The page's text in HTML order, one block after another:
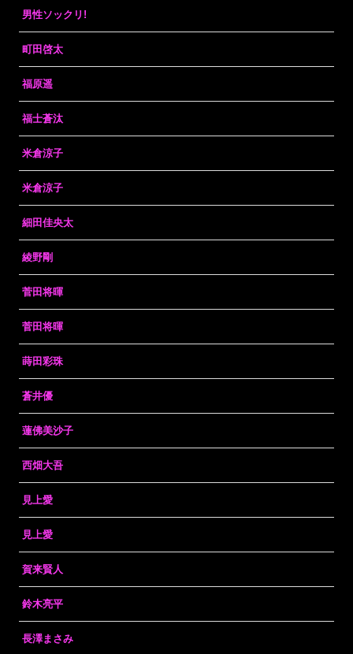
男性ソックリ!
町田啓太
福原遥
福士蒼汰
米倉涼子
米倉涼子
細田佳央太
綾野剛
菅田将暉
菅田将暉
蒔田彩珠
蒼井優
蓮佛美沙子
西畑大吾
見上愛
見上愛
賀来賢人
鈴木亮平
長澤まさみ